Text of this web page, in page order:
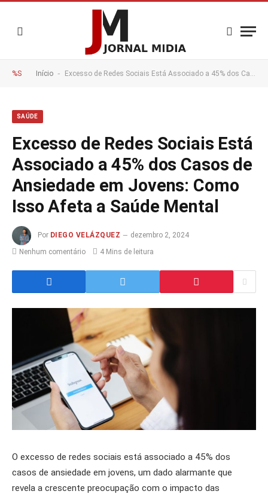
%S Início - Excesso de Redes Sociais Está Associado a 45% dos Casos de Ansiedade em Jovens: Como Isso Afeta a Saúde Mental
SAÚDE
Excesso de Redes Sociais Está
Associado a 45% dos Casos de
Ansiedade em Jovens: Como
Isso Afeta a Saúde Mental
Por DIEGO VELÁZQUEZ
dezembro 2, 2024
Nenhum comentário
4 Mins de leitura
O excesso de redes sociais está associado a 45% dos
casos de ansiedade em jovens, um dado alarmante que
revela a crescente preocupação com o impacto das